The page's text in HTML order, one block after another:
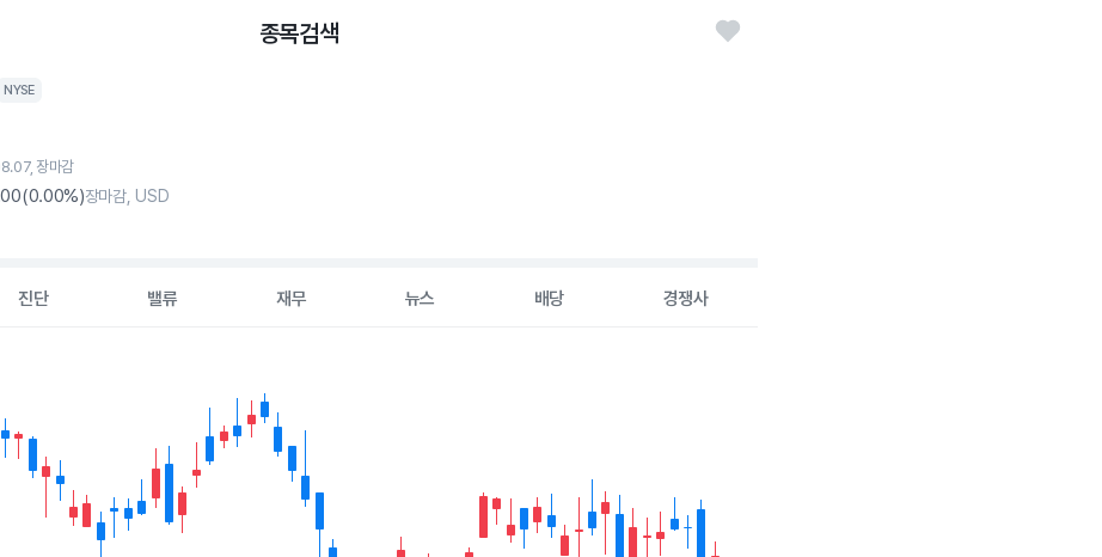
종목검색
NYSE
장마감
(0.00%)장마감, USD
진단 밸류 재무 뉴스 배당 경쟁사
displaying Time. Data ranges from 2026-05-11 00:00:00 to 2026-08-07 00:00:00.
displaying values. Data ranges from 69.156 to 82.95.